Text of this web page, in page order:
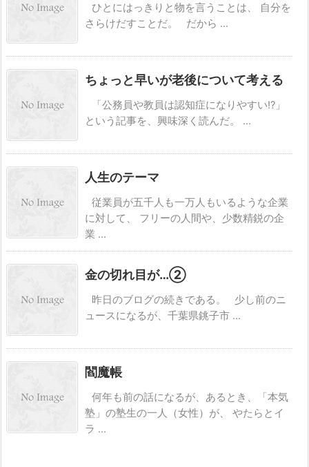
ひとにはっきりと物を言うことは、 自分を
さらけだすことだ。 だから ...
ちょっと早いが老後について考える
「公務員や教員は認知症になりやすい!?」
という記事を、興味深く読んだ。 ...
人生のテーマ
従業員が五千人も一万人もいるような企業
に対して、 フリーの人間や、少数精鋭の企
業 ...
金の切れ目が…②
昨日のブログの続きである。 少し前のニ
ュースになるが、千葉県銚子市 ...
閻魔帳
何年も前の話になるが、あるとき、「本気
塾」の塾生の一人（女性）が、 やたらとイ
ラ ...